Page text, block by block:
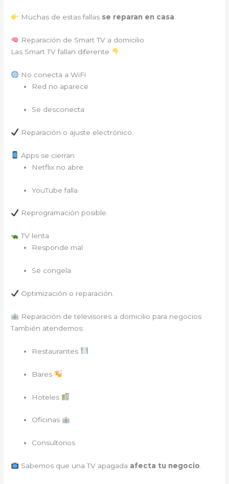
Muchas de estas fallas se reparan en casa.
Reparación de Smart TV a domicilio
Las Smart TV fallan diferente
No conecta a WiFi
Red no aparece
Se desconecta
Reparación o ajuste electrónico.
Apps se cierran
Netflix no abre
YouTube falla
Reprogramación posible.
TV lenta
Responde mal
Se congela
Optimización o reparación.
Reparación de televisores a domicilio para negocios
También atendemos:
Restaurantes
Bares
Hoteles
Oficinas
Consultorios
Sabemos que una TV apagada afecta tu negocio